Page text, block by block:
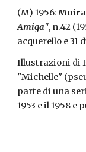
(M) 1956: Moira
Amiga", n.42
acquerello e 31
Illustrazioni di
"Michelle"
parte di una
1953 e il 1958